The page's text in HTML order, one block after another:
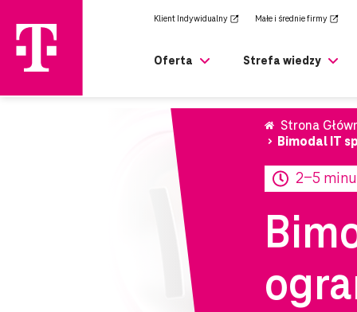
Klient Indywidualny Małe i średnie firmy
Oferta Strefa wiedzy
Strona
Bimodal IT
2-5